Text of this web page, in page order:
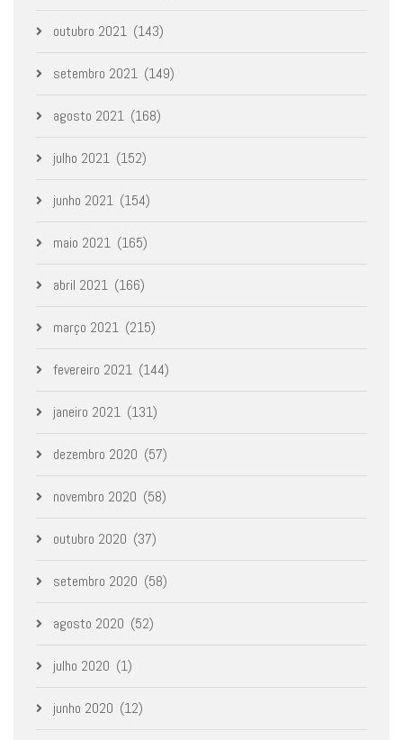
outubro 2021 (143)
setembro 2021 (149)
agosto 2021 (168)
julho 2021 (152)
junho 2021 (154)
maio 2021 (165)
abril 2021 (166)
março 2021 (215)
fevereiro 2021 (144)
janeiro 2021 (131)
dezembro 2020 (57)
novembro 2020 (58)
outubro 2020 (37)
setembro 2020 (58)
agosto 2020 (52)
julho 2020 (1)
junho 2020 (12)